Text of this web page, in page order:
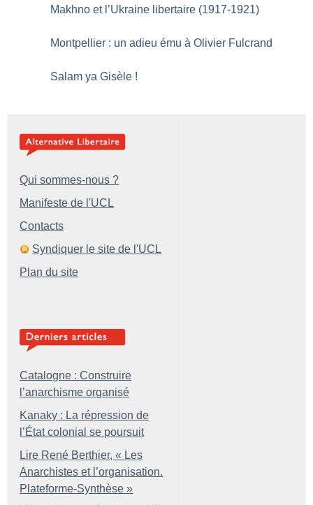
Makhno et l’Ukraine libertaire (1917-1921)
Montpellier : un adieu ému à Olivier Fulcrand
Salam ya Gisèle !
Qui sommes-nous ?
Manifeste de l'UCL
Contacts
Syndiquer le site de l'UCL
Plan du site
Catalogne : Construire
l’anarchisme organisé
Kanaky : La répression de
l’État colonial se poursuit
Lire René Berthier, « Les
Anarchistes et l’organisation.
Plateforme-Synthèse »